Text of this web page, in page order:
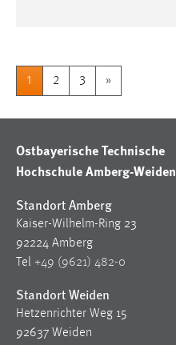
1 2 3 »
Ostbayerische Technische
Hochschule Amberg-Weiden
Standort Amberg
Kaiser-Wilhelm-Ring 23
92224 Amberg
Tel +49 (9621) 482-0
Standort Weiden
Hetzenrichter Weg 15
92637 Weiden